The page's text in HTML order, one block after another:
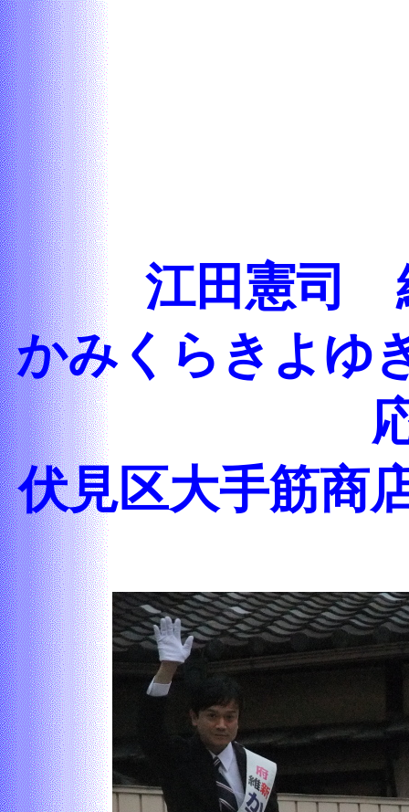
江田憲司
かみくらきよゆ
伏見区大手筋商